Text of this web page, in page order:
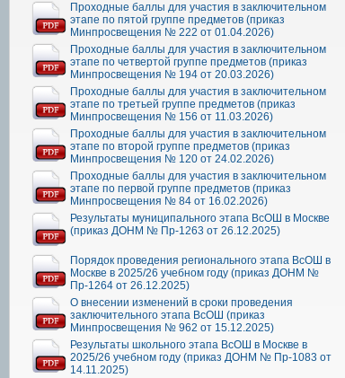
Проходные баллы для участия в заключительном
этапе по пятой группе предметов (приказ
Минпросвещения № 222 от 01.04.2026)
Проходные баллы для участия в заключительном
этапе по четвертой группе предметов (приказ
Минпросвещения № 194 от 20.03.2026)
Проходные баллы для участия в заключительном
этапе по третьей группе предметов (приказ
Минпросвещения № 156 от 11.03.2026)
Проходные баллы для участия в заключительном
этапе по второй группе предметов (приказ
Минпросвещения № 120 от 24.02.2026)
Проходные баллы для участия в заключительном
этапе по первой группе предметов (приказ
Минпросвещения № 84 от 16.02.2026)
Результаты муниципального этапа ВсОШ в Москве
(приказ ДОНМ № Пр-1263 от 26.12.2025)
Порядок проведения регионального этапа ВсОШ в
Москве в 2025/26 учебном году (приказ ДОНМ №
Пр-1264 от 26.12.2025)
О внесении изменений в сроки проведения
заключительного этапа ВсОШ (приказ
Минпросвещения № 962 от 15.12.2025)
Результаты школьного этапа ВсОШ в Москве в
2025/26 учебном году (приказ ДОНМ № Пр-1083 от
14.11.2025)